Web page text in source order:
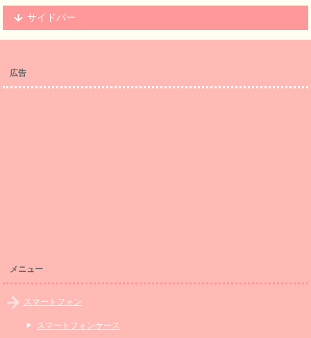
サイドバー
広告
メニュー
スマートフォン
スマートフォンケース